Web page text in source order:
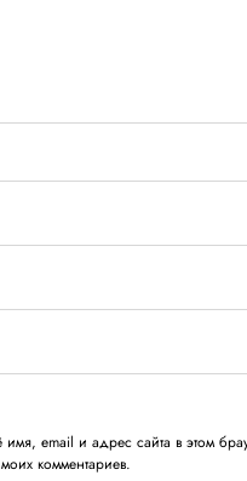
имя, email и адрес сайта в этом
комментариев.